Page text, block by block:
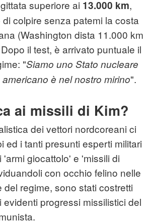
superiore ai 13.000 km,
colpire senza patemi la costa
(Washington dista 11.000 km
il test, è arrivato puntuale il
"Siamo uno Stato nucleare
è nel nostro mirino".
ai missili di Kim?
dei vettori nordcoreani ci
ed i tanti presunti esperti militari
giocattolo' e 'missili di
con occhio felino nelle
del regime, sono stati costretti
evidenti progressi missilistici del